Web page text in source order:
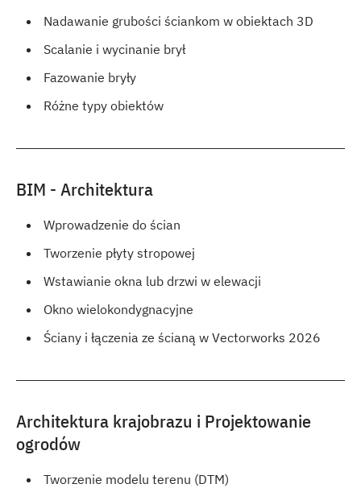
Nadawanie grubości ściankom w obiektach 3D
Scalanie i wycinanie brył
Fazowanie bryły
Różne typy obiektów
BIM - Architektura
Wprowadzenie do ścian
Tworzenie płyty stropowej
Wstawianie okna lub drzwi w elewacji
Okno wielokondygnacyjne
Ściany i łączenia ze ścianą w Vectorworks 2026
Architektura krajobrazu i Projektowanie
ogrodów
Tworzenie modelu terenu (DTM)